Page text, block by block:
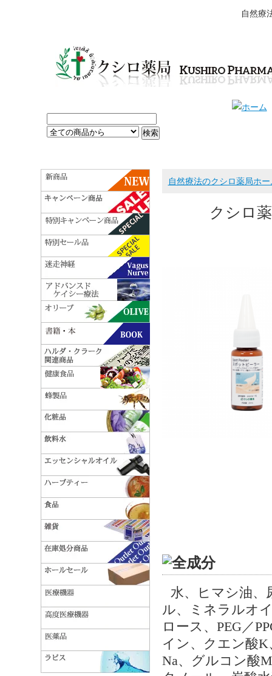
自然療
自然療法のクシロ薬局ホー
クシロ
水、ヒマシ油、
ル、ミネラルオ
ロース、PEG／
イン、クエン酸
Na、グルコン酸